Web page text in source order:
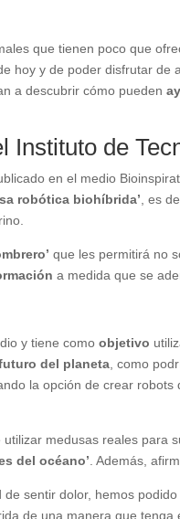
que tienen poco que
hoy y de poder disfrutar de
a descubrir cómo pueden
Instituto de
en el medio
robótica biohíbrida’ , es
que les permitirá no
a medida que se
y tiene comoobjetivo
del planeta , como
la opción de crear
medusas reales para
del océano’ . Además,
sentir dolor, hemos
de una manera que tenga